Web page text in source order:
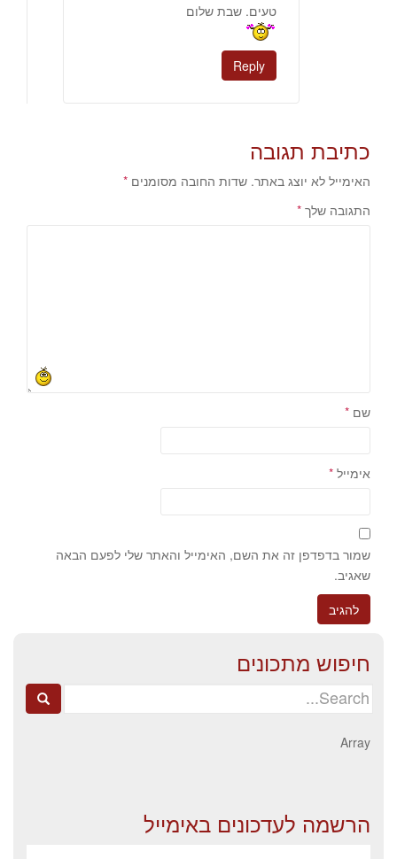
טעים. שבת שלום
Reply
כתיבת תגובה
האימייל לא יוצג באתר. שדות החובה מסומנים *
התגובה שלך *
שם *
אימייל *
שמור בדפדפן זה את השם, האימייל והאתר שלי לפעם הבאה
שאגיב.
חיפוש מתכונים
Search
Array
הרשמה לעדכונים באימייל